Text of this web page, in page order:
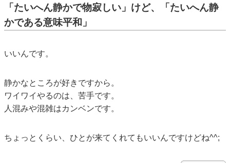
「たいへん静かで物寂しい」けど、「たいへん静
かである意味平和」
いいんです。
静かなところが好きですから。
ワイワイやるのは、苦手です。
人混みや混雑はカンベンです。
ちょっとくらい、ひとが来てくれてもいいんですけどね^^;